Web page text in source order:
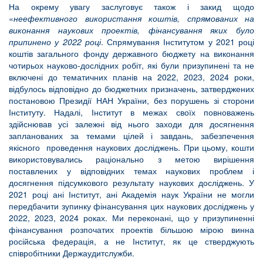
На окрему увагу заслуговує також і закид щодо
«неефективного використання коштів, спрямованих на
виконання наукових проектів, фінансування яких було
припинено у 2022 році. Спрямування Інститутом у 2021 році
коштів загального фонду державного бюджету на виконання
чотирьох науково-дослідних робіт, які були призупинені та не
включені до тематичних планів на 2022, 2023, 2024 роки,
відбулось відповідно до бюджетних призначень, затверджених
постановою Президії НАН України, без порушень зі сторони
Інституту. Надалі, Інститут в межах своїх повноважень
здійснював усі залежні від нього заходи для досягнення
запланованих за темами цілей і завдань, забезпечення
якісного проведення наукових досліджень. При цьому, кошти
використовувались раціонально з метою вирішення
поставлених у відповідних темах наукових проблем і
досягнення підсумкового результату наукових досліджень. У
2021 році ані Інститут, ані Академія наук України не могли
передбачити зупинку фінансування цих наукових досліджень у
2022, 2023, 2024 роках. Ми переконані, що у призупиненні
фінансування розпочатих проектів більшою мірою винна
російська федерація, а не Інститут, як це стверджують
співробітники Держаудитслужби.